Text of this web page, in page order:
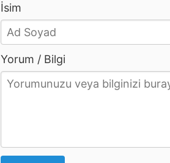
İsim
Yorum / Bilgi